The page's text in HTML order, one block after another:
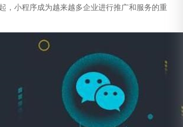
，小程序成为越来越多企业进行推广和服务的重